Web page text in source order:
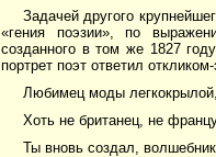
Задачей другого
«гения поэзии», по
созданного в том же 1827
портрет поэт ответил
Любимец моды
Хоть не британец, не
Ты вновь создал,